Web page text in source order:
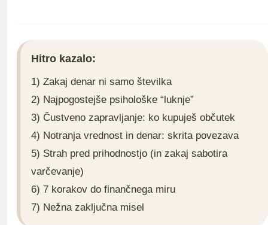
Hitro kazalo:
1) Zakaj denar ni samo številka
2) Najpogostejše psihološke “luknje”
3) Čustveno zapravljanje: ko kupuješ občutek
4) Notranja vrednost in denar: skrita povezava
5) Strah pred prihodnostjo (in zakaj sabotira
varčevanje)
6) 7 korakov do finančnega miru
7) Nežna zaključna misel